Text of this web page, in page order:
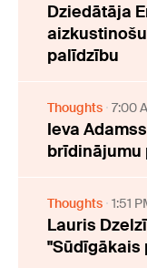
Dziedātāja
palīdzību
Thoughts 7:00
Ieva
brīdinājumu
Thoughts 1:51
Lauris
"Sūdīgākais